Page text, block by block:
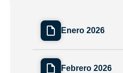
Enero 2026
Febrero 2026